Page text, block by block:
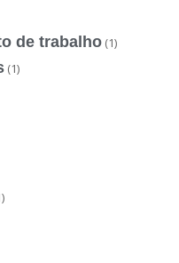
de trabalho (1)
(1)